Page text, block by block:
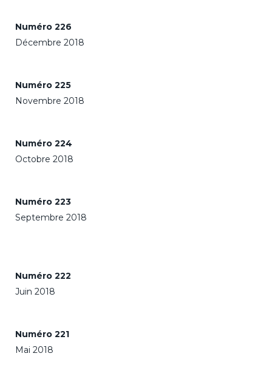
Numéro 226
Décembre 2018
Numéro 225
Novembre 2018
Numéro 224
Octobre 2018
Numéro 223
Septembre 2018
Numéro 222
Juin 2018
Numéro 221
Mai 2018